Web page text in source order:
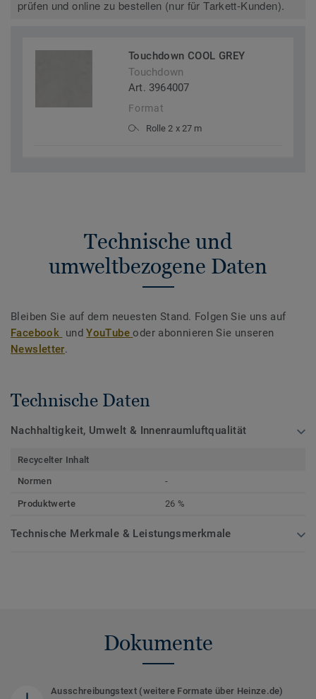
prüfen und online zu bestellen (nur für Tarkett-Kunden).
Touchdown COOL GREY
Touchdown
Art. 3964007
Format
Rolle 2 x 27 m
Technische und
umweltbezogene Daten
Bleiben Sie auf dem neuesten Stand. Folgen Sie uns auf
Facebook undYouTubeoder abonnieren Sie unseren
Newsletter.
Technische Daten
Nachhaltigkeit, Umwelt & Innenraumluftqualität
Recycelter Inhalt
Normen
-
Produktwerte 26 %
Technische Merkmale & Leistungsmerkmale
Dokumente
Ausschreibungstext (weitere Formate über Heinze.de)